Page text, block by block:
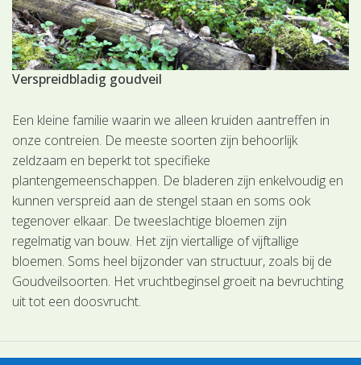
Verspreidbladig goudveil
Een kleine familie waarin we alleen kruiden aantreffen in
onze contreien. De meeste soorten zijn behoorlijk
zeldzaam en beperkt tot specifieke
plantengemeenschappen. De bladeren zijn enkelvoudig en
kunnen verspreid aan de stengel staan en soms ook
tegenover elkaar. De tweeslachtige bloemen zijn
regelmatig van bouw. Het zijn viertallige of vijftallige
bloemen. Soms heel bijzonder van structuur, zoals bij de
Goudveilsoorten. Het vruchtbeginsel groeit na bevruchting
uit tot een doosvrucht.